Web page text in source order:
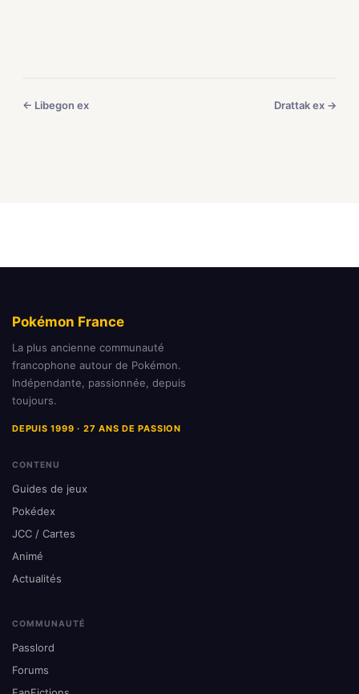
← Libegon ex Drattak ex →
Pokémon France
La plus ancienne communauté
francophone autour de Pokémon.
Indépendante, passionnée, depuis
toujours.
DEPUIS 1999 · 27 ANS DE PASSION
CONTENU
Guides de jeux
Pokédex
JCC / Cartes
Animé
Actualités
COMMUNAUTÉ
Passlord
Forums